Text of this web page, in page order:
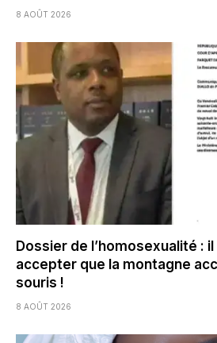
8 AOÛT 2026
Dossier de l’homosexualité :
accepter que la montagne
souris !
8 AOÛT 2026